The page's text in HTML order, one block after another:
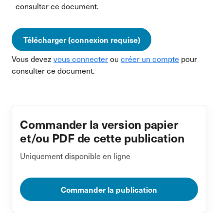
consulter ce document.
Télécharger (connexion requise)
Vous devez vous connecterou créer un compte pour
consulter ce document.
Commander la version papier
et/ou PDF de cette publication
Uniquement disponible en ligne
Commander la publication